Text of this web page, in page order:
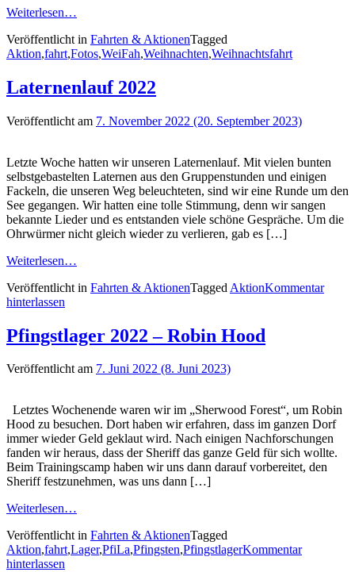
Weiterlesen…
Veröffentlicht in Fahrten & AktionenTagged
Aktion,fahrt,Fotos,WeiFah,Weihnachten,Weihnachtsfahrt
Laternenlauf 2022
Veröffentlicht am 7. November 2022 (20. September 2023)
Letzte Woche hatten wir unseren Laternenlauf. Mit vielen bunten
selbstgebastelten Laternen aus den Gruppenstunden und einigen
Fackeln, die unseren Weg beleuchteten, sind wir eine Runde um den
See gegangen. Wir hatten eine tolle Stimmung, denn wir sangen
bekannte Lieder und es entstanden viele schöne Gespräche. Um die
Ohrwürmer nicht gleich wieder zu verlieren, gab es […]
Weiterlesen…
Veröffentlicht in Fahrten & AktionenTagged AktionKommentar
hinterlassen
Pfingstlager 2022 – Robin Hood
Veröffentlicht am 7. Juni 2022 (8. Juni 2023)
Letztes Wochenende waren wir im „Sherwood Forest“, um Robin
Hood zu besuchen. Dort haben wir erfahren, dass im ganzen Dorf
immer wieder Geld geklaut wird. Nach einigen Nachforschungen
fanden wir heraus, dass der Sheriff das ganze Geld für sich wollte.
Beim Trainingscamp haben wir uns dann darauf vorbereitet, den
Sheriff festzunehmen, was uns dann […]
Weiterlesen…
Veröffentlicht in Fahrten & AktionenTagged
Aktion,fahrt,Lager,PfiLa,Pfingsten,PfingstlagerKommentar
hinterlassen